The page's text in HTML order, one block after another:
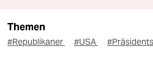
Themen
#Republikaner #USA